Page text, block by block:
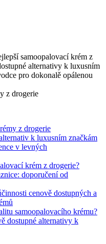
samoopalovací krém z
alternativy k luxusním
pro dokonalě opálenou
z drogerie
k luxusním značkám
v levných
krém z drogerie?
doporučení od
cenově dostupných a
samoopalovacího krému?
dostupné alternativy k